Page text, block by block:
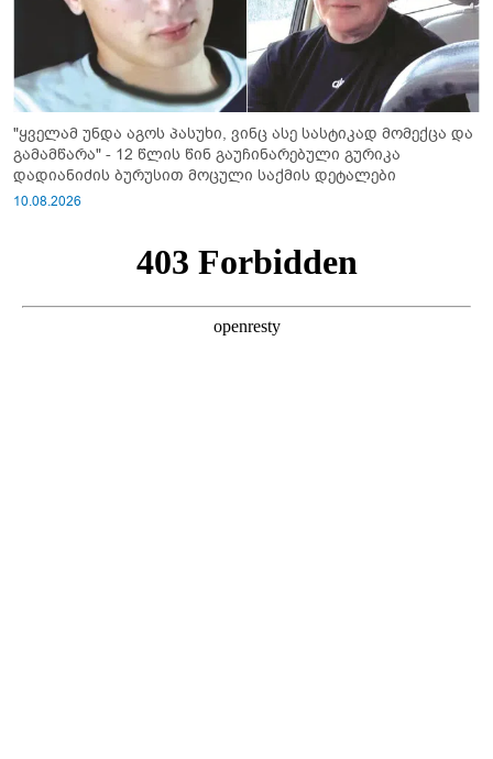
"ყველამ უნდა აგოს პასუხი, ვინც ასე სასტიკად მომექცა და
გამამწარა" - 12 წლის წინ გაუჩინარებული გურიკა
დადიანიძის ბურუსით მოცული საქმის დეტალები
10.08.2026